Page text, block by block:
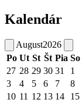
Kalendár
August2026
Po Ut St Št Pia So
27 28 29 30 31 1
3
4 5 6 7 8
10 11 12 13 14 15